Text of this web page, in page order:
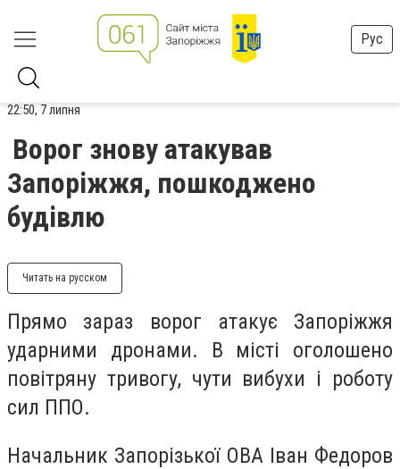
Рус
22:50, 7 липня
Ворог знову атакував
Запоріжжя, пошкоджено
будівлю
Читать на русском
Прямо зараз ворог атакує Запоріжжя
ударними дронами. В місті оголошено
повітряну тривогу, чути вибухи і роботу
сил ППО.
Начальник Запорізької ОВА Іван Федоров